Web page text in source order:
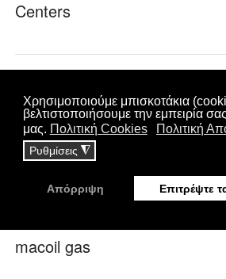
Centers
Lead and Growth
Liogyros Grill
macoil gas